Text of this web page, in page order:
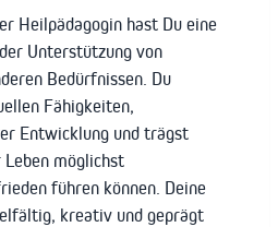
Heilpädagogin hast Du eine
Unterstützung von
Bedürfnissen. Du
Fähigkeiten,
Entwicklung und trägst
Leben möglichst
führen können. Deine
kreativ und geprägt